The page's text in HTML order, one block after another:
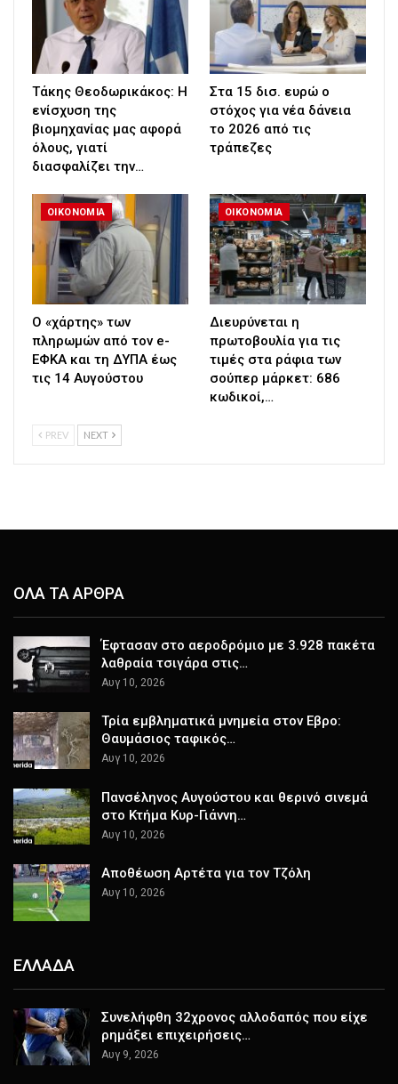
Τάκης Θεοδωρικάκος: Η
ενίσχυση της
βιομηχανίας μας αφορά
όλους, γιατί
διασφαλίζει την…
Στα 15 δισ. ευρώ ο
στόχος για νέα δάνεια
το 2026 από τις
τράπεζες
ΟΙΚΟΝΟΜΙΑ
Ο «χάρτης» των
πληρωμών από τον e-
ΕΦΚΑ και τη ΔΥΠΑ έως
τις 14 Αυγούστου
ΟΙΚΟΝΟΜΙΑ
Διευρύνεται η
πρωτοβουλία για τις
τιμές στα ράφια των
σούπερ μάρκετ: 686
κωδικοί,…
PREV NEXT
ΟΛΑ ΤΑ ΑΡΘΡΑ
Έφτασαν στο αεροδρόμιο με 3.928 πακέτα
λαθραία τσιγάρα στις…
Αυγ 10, 2026
Τρία εμβληματικά μνημεία στον Εβρο:
Θαυμάσιος ταφικός…
Αυγ 10, 2026
Πανσέληνος Αυγούστου και θερινό σινεμά
στο Κτήμα Κυρ-Γιάννη…
Αυγ 10, 2026
Αποθέωση Αρτέτα για τον Τζόλη
Αυγ 10, 2026
ΕΛΛΑΔΑ
Συνελήφθη 32χρονος αλλοδαπός που είχε
ρημάξει επιχειρήσεις…
Αυγ 9, 2026